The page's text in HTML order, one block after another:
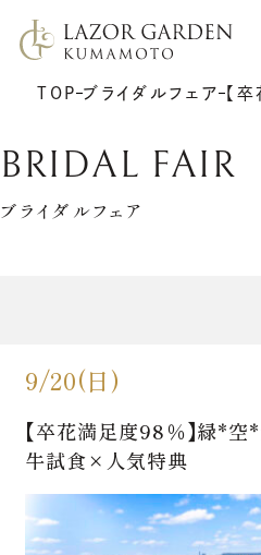
7F リアトゥーナ
6F グラシエント
サポート
料理
衣裳
少人数結婚式のご案内
ご宴会・会議でのご利用
TOP ブライダルフェア 【
BRIDAL FAIR
ブライダルフェア
9/20(日)
【卒花満足度98％】緑*空
牛試食×人気特典